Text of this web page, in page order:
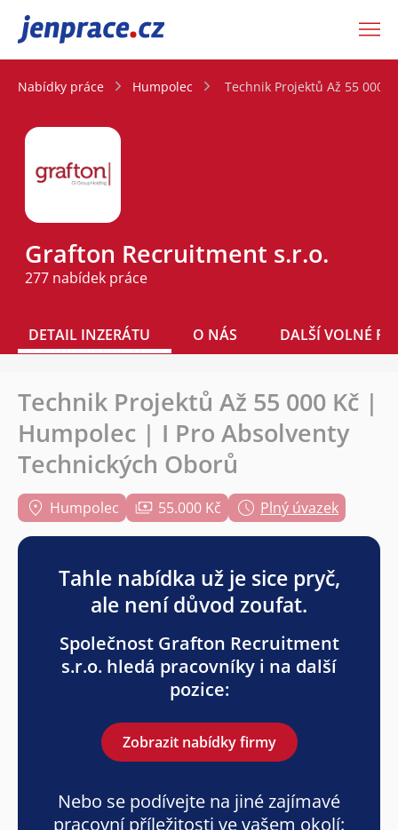
JenPráce.cz
Nabídky práce Humpolec Technik Projektů Až 55 000
Grafton Recruitment s.r.o.
277 nabídek práce
DETAIL INZERÁTU O NÁS DALŠÍ VOLNÉ
Technik Projektů Až 55 000 Kč |
Humpolec | I Pro Absolventy
Technických Oborů
Humpolec 55.000 Kč Plný úvazek
Tahle nabídka už je sice pryč,
ale není důvod zoufat.
Společnost Grafton Recruitment
s.r.o. hledá pracovníky i na další
pozice:
Zobrazit nabídky firmy
Nebo se podívejte na jiné zajímavé
pracovní příležitosti ve vašem okolí: